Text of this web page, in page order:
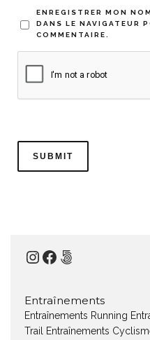
ENREGISTRER MON
DANS LE NAVIGATEUR
COMMENTAIRE.
Instagram
Facebook
500px
Entraînements
Entraînements Running
Trail
Entraînements